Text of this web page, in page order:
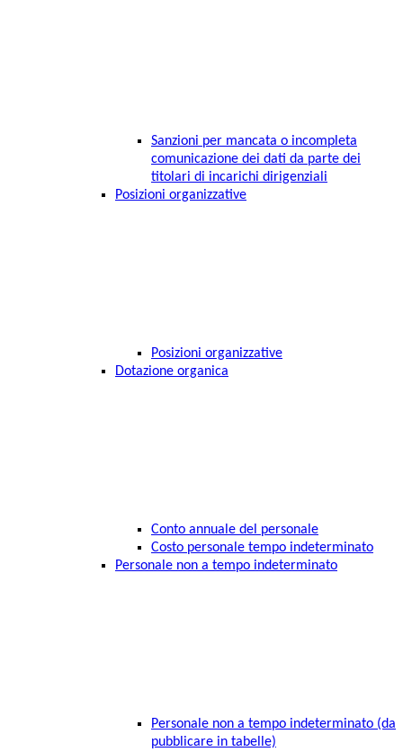
Sanzioni per mancata o incompleta
comunicazione dei dati da parte dei
titolari di incarichi dirigenziali
Posizioni organizzative
Posizioni organizzative
Dotazione organica
Conto annuale del personale
Costo personale tempo indeterminato
Personale non a tempo indeterminato
Personale non a tempo indeterminato (da
pubblicare in tabelle)